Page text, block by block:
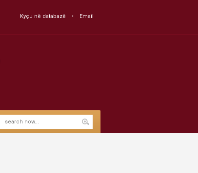
Kyçu në databazë Email